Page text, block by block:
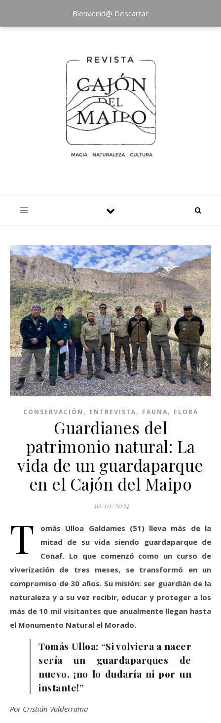
CONSERVACIÓN , ENTREVISTA, FAUNA, FLORA
Guardianes del
patrimonio natural: La
vida de un guardaparque
en el Cajón del Maipo
30/10/2024
T
omás Ulloa Galdames (51) lleva más de la
mitad de su vida siendo guardaparque de
Conaf. Lo que comenzó como un curso de
viverización de tres meses, se transformó en un
compromiso de 30 años. Su misión: ser guardián de la
naturaleza y a su vez recibir, educar y proteger a los
más de 10 mil visitantes que anualmente llegan hasta
el Monumento Natural el Morado.
Tomás Ulloa: “Si volviera a nacer
sería un guardaparques de
nuevo, ¡no lo dudaría ni por un
instante!”
Por Cristián Valderrama
Bienvenid@ Descartar